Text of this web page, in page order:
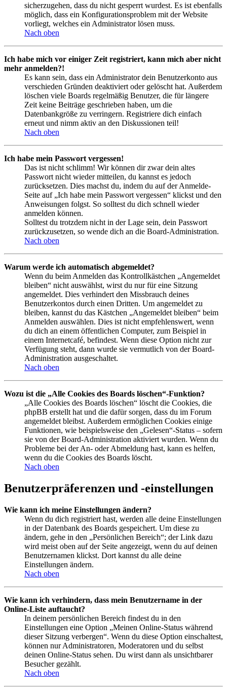
sicherzugehen, dass du nicht gesperrt wurdest. Es ist ebenfalls
möglich, dass ein Konfigurationsproblem mit der Website
vorliegt, welches ein Administrator lösen muss.
Nach oben
Ich habe mich vor einiger Zeit registriert, kann mich aber nicht
mehr anmelden?!
Es kann sein, dass ein Administrator dein Benutzerkonto aus
verschieden Gründen deaktiviert oder gelöscht hat. Außerdem
löschen viele Boards regelmäßig Benutzer, die für längere
Zeit keine Beiträge geschrieben haben, um die
Datenbankgröße zu verringern. Registriere dich einfach
erneut und nimm aktiv an den Diskussionen teil!
Nach oben
Ich habe mein Passwort vergessen!
Das ist nicht schlimm! Wir können dir zwar dein altes
Passwort nicht wieder mitteilen, du kannst es jedoch
zurücksetzen. Dies machst du, indem du auf der Anmelde-
Seite auf „Ich habe mein Passwort vergessen“ klickst und den
Anweisungen folgst. So solltest du dich schnell wieder
anmelden können.
Solltest du trotzdem nicht in der Lage sein, dein Passwort
zurückzusetzen, so wende dich an die Board-Administration.
Nach oben
Warum werde ich automatisch abgemeldet?
Wenn du beim Anmelden das Kontrollkästchen „Angemeldet
bleiben“ nicht auswählst, wirst du nur für eine Sitzung
angemeldet. Dies verhindert den Missbrauch deines
Benutzerkontos durch einen Dritten. Um angemeldet zu
bleiben, kannst du das Kästchen „Angemeldet bleiben“ beim
Anmelden auswählen. Dies ist nicht empfehlenswert, wenn
du dich an einem öffentlichen Computer, zum Beispiel in
einem Internetcafé, befindest. Wenn diese Option nicht zur
Verfügung steht, dann wurde sie vermutlich von der Board-
Administration ausgeschaltet.
Nach oben
Wozu ist die „Alle Cookies des Boards löschen“-Funktion?
„Alle Cookies des Boards löschen“ löscht die Cookies, die
phpBB erstellt hat und die dafür sorgen, dass du im Forum
angemeldet bleibst. Außerdem ermöglichen Cookies einige
Funktionen, wie beispielsweise den „Gelesen“-Status – sofern
sie von der Board-Administration aktiviert wurden. Wenn du
Probleme bei der An- oder Abmeldung hast, kann es helfen,
wenn du die Cookies des Boards löscht.
Nach oben
Benutzerpräferenzen und -einstellungen
Wie kann ich meine Einstellungen ändern?
Wenn du dich registriert hast, werden alle deine Einstellungen
in der Datenbank des Boards gespeichert. Um diese zu
ändern, gehe in den „Persönlichen Bereich“; der Link dazu
wird meist oben auf der Seite angezeigt, wenn du auf deinen
Benutzernamen klickst. Dort kannst du alle deine
Einstellungen ändern.
Nach oben
Wie kann ich verhindern, dass mein Benutzername in der
Online-Liste auftaucht?
In deinem persönlichen Bereich findest du in den
Einstellungen eine Option „Meinen Online-Status während
dieser Sitzung verbergen“. Wenn du diese Option einschaltest,
können nur Administratoren, Moderatoren und du selbst
deinen Online-Status sehen. Du wirst dann als unsichtbarer
Besucher gezählt.
Nach oben